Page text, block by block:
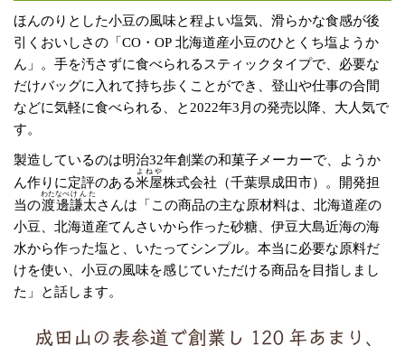
ほんのりとした小豆の風味と程よい塩気、滑らかな食感が後
引くおいしさの「CO・OP 北海道産小豆のひとくち塩ようか
ん」。手を汚さずに食べられるスティックタイプで、必要な
だけバッグに入れて持ち歩くことができ、登山や仕事の合間
などに気軽に食べられる、と2022年3月の発売以降、大人気で
す。
製造しているのは明治32年創業の和菓子メーカーで、ようか
ん作りに定評のある米屋
よねや
株式会社（千葉県成田市）。開発担
当の渡邊
わたなべ
謙太
けんた
さんは「この商品の主な原材料は、北海道産の
小豆、北海道産てんさいから作った砂糖、伊豆大島近海の海
水から作った塩と、いたってシンプル。本当に必要な原料だ
けを使い、小豆の風味を感じていただける商品を目指しまし
た」と話します。